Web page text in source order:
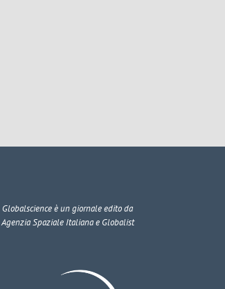
Globalscienceè un giornale edito da
Agenzia Spaziale Italiana e Globalist